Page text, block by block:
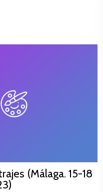
(Málaga. 15-18